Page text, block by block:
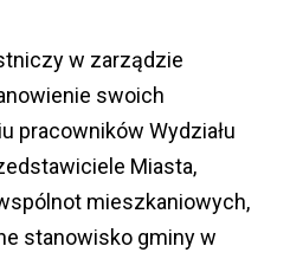
w zarządzie
swoich
pracowników Wydziału
Miasta,
mieszkaniowych,
stanowisko gminy w